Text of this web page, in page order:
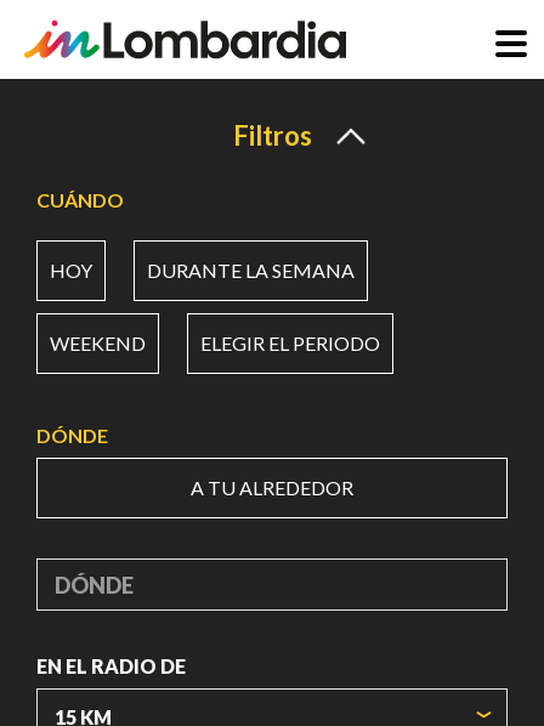
principal
Filtros
CUÁNDO
HOY DURANTE LA SEMANA
WEEKEND ELEGIR EL PERIODO
DÓNDE
A TU ALREDEDOR
DÓNDE
EN EL RADIO DE